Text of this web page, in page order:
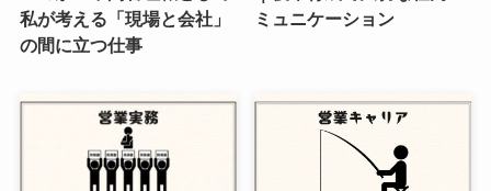
私が考える「現場と会社」
の間に立つ仕事
ミュニケーション